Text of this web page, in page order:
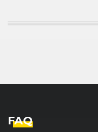
FAQ